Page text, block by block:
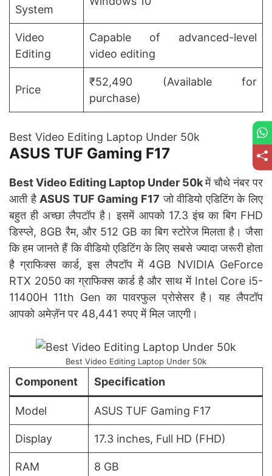
System
Video
Editing
Capable of advanced-level
video editing
Price
₹52,490 (Available for
purchase)
Best Video Editing Laptop Under 50k
ASUS TUF Gaming F17
Best Video Editing Laptop Under 50kमें चौथे नंबर पर
आती है ASUS TUF Gaming F17 जो वीडियो एडिटिंग के लिए
बहुत ही अच्छा लैपटॉप है। इसमें आपको 17.3 इंच का बिग FHD
डिस्प्ले, 8GB रैम, और 512 GB का बिग स्टोरेज मिलता है। जैसा
कि हम जानते हैं कि वीडियो एडिटिंग के लिए सबसे ज्यादा जरूरी होता
है ग्राफिक्स कार्ड, इस लैपटॉप में 4GB NVIDIA GeForce
RTX 2050 का ग्राफिक्स कार्ड है और साथ में Intel Core i5-
11400H 11th Gen का पावरफुल प्रोसेसर है। यह लैपटॉप
आपको अमेज़ॅन पर 48,441 रुपए में मिल जाएगी।
Best Video Editing Laptop Under 50k
Component Specification
Model ASUS TUF Gaming F17
Display 17.3 inches, Full HD (FHD)
RAM 8 GB